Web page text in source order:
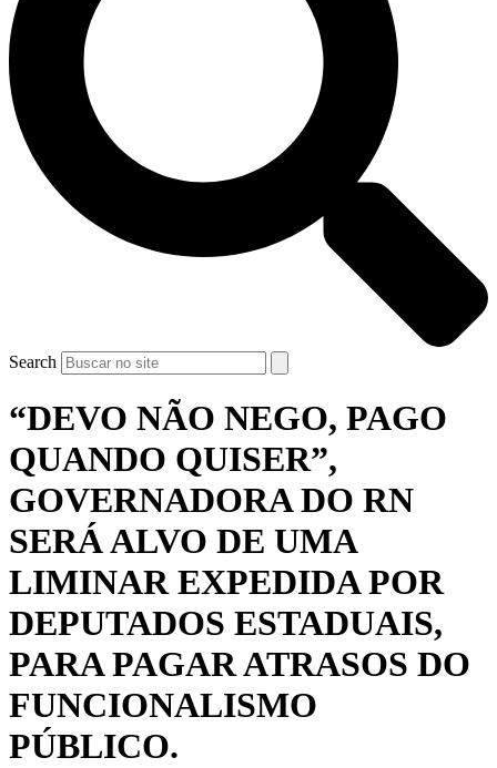
Search
“DEVO NÃO NEGO, PAGO
QUANDO QUISER”,
GOVERNADORA DO RN
SERÁ ALVO DE UMA
LIMINAR EXPEDIDA POR
DEPUTADOS ESTADUAIS,
PARA PAGAR ATRASOS DO
FUNCIONALISMO
PÚBLICO.